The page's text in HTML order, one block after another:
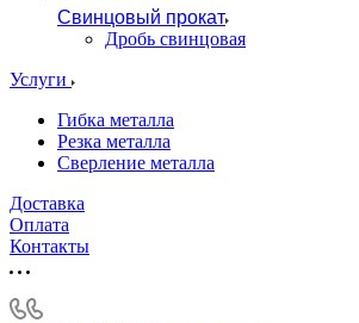
Свинцовый прокат
Дробь свинцовая
Услуги
Гибка металла
Резка металла
Сверление металла
Доставка
Оплата
Контакты